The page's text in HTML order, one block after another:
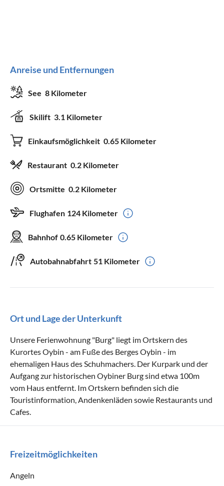
Anreise und Entfernungen
See 8 Kilometer
Skilift 3.1 Kilometer
Einkaufsmöglichkeit 0.65 Kilometer
Restaurant 0.2 Kilometer
Ortsmitte 0.2 Kilometer
Flughafen 124 Kilometer
Bahnhof 0.65 Kilometer
Autobahnabfahrt 51 Kilometer
Ort und Lage der Unterkunft
Unsere Ferienwohnung "Burg" liegt im Ortskern des
Kurortes Oybin - am Fuße des Berges Oybin - im
ehemaligen Haus des Schuhmachers. Der Kurpark und der
Aufgang zur historischen Oybiner Burg sind etwa 100m
vom Haus entfernt. Im Ortskern befinden sich die
Touristinformation, Andenkenläden sowie Restaurants und
Cafes.
Freizeitmöglichkeiten
Angeln